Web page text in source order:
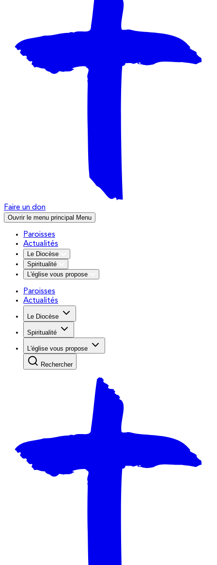
Faire un don
Ouvrir le menu principal Menu
Paroisses
Actualités
Le Diocèse
Spiritualité
L'église vous propose
Paroisses
Actualités
Le Diocèse
Spiritualité
L'église vous propose
Rechercher